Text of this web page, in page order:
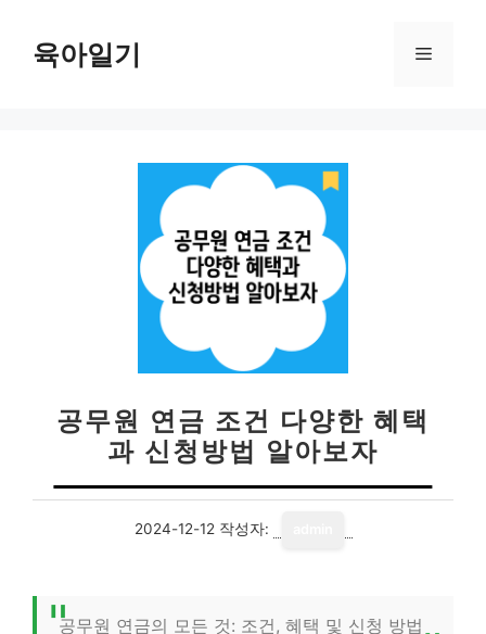
육아일기 메
공무원 연금 조건 다양한 혜택
과 신청방법 알아보자
2024-12-12 작성자:
공무원 연금의 모든 것: 조건, 혜택 및 신청 방법